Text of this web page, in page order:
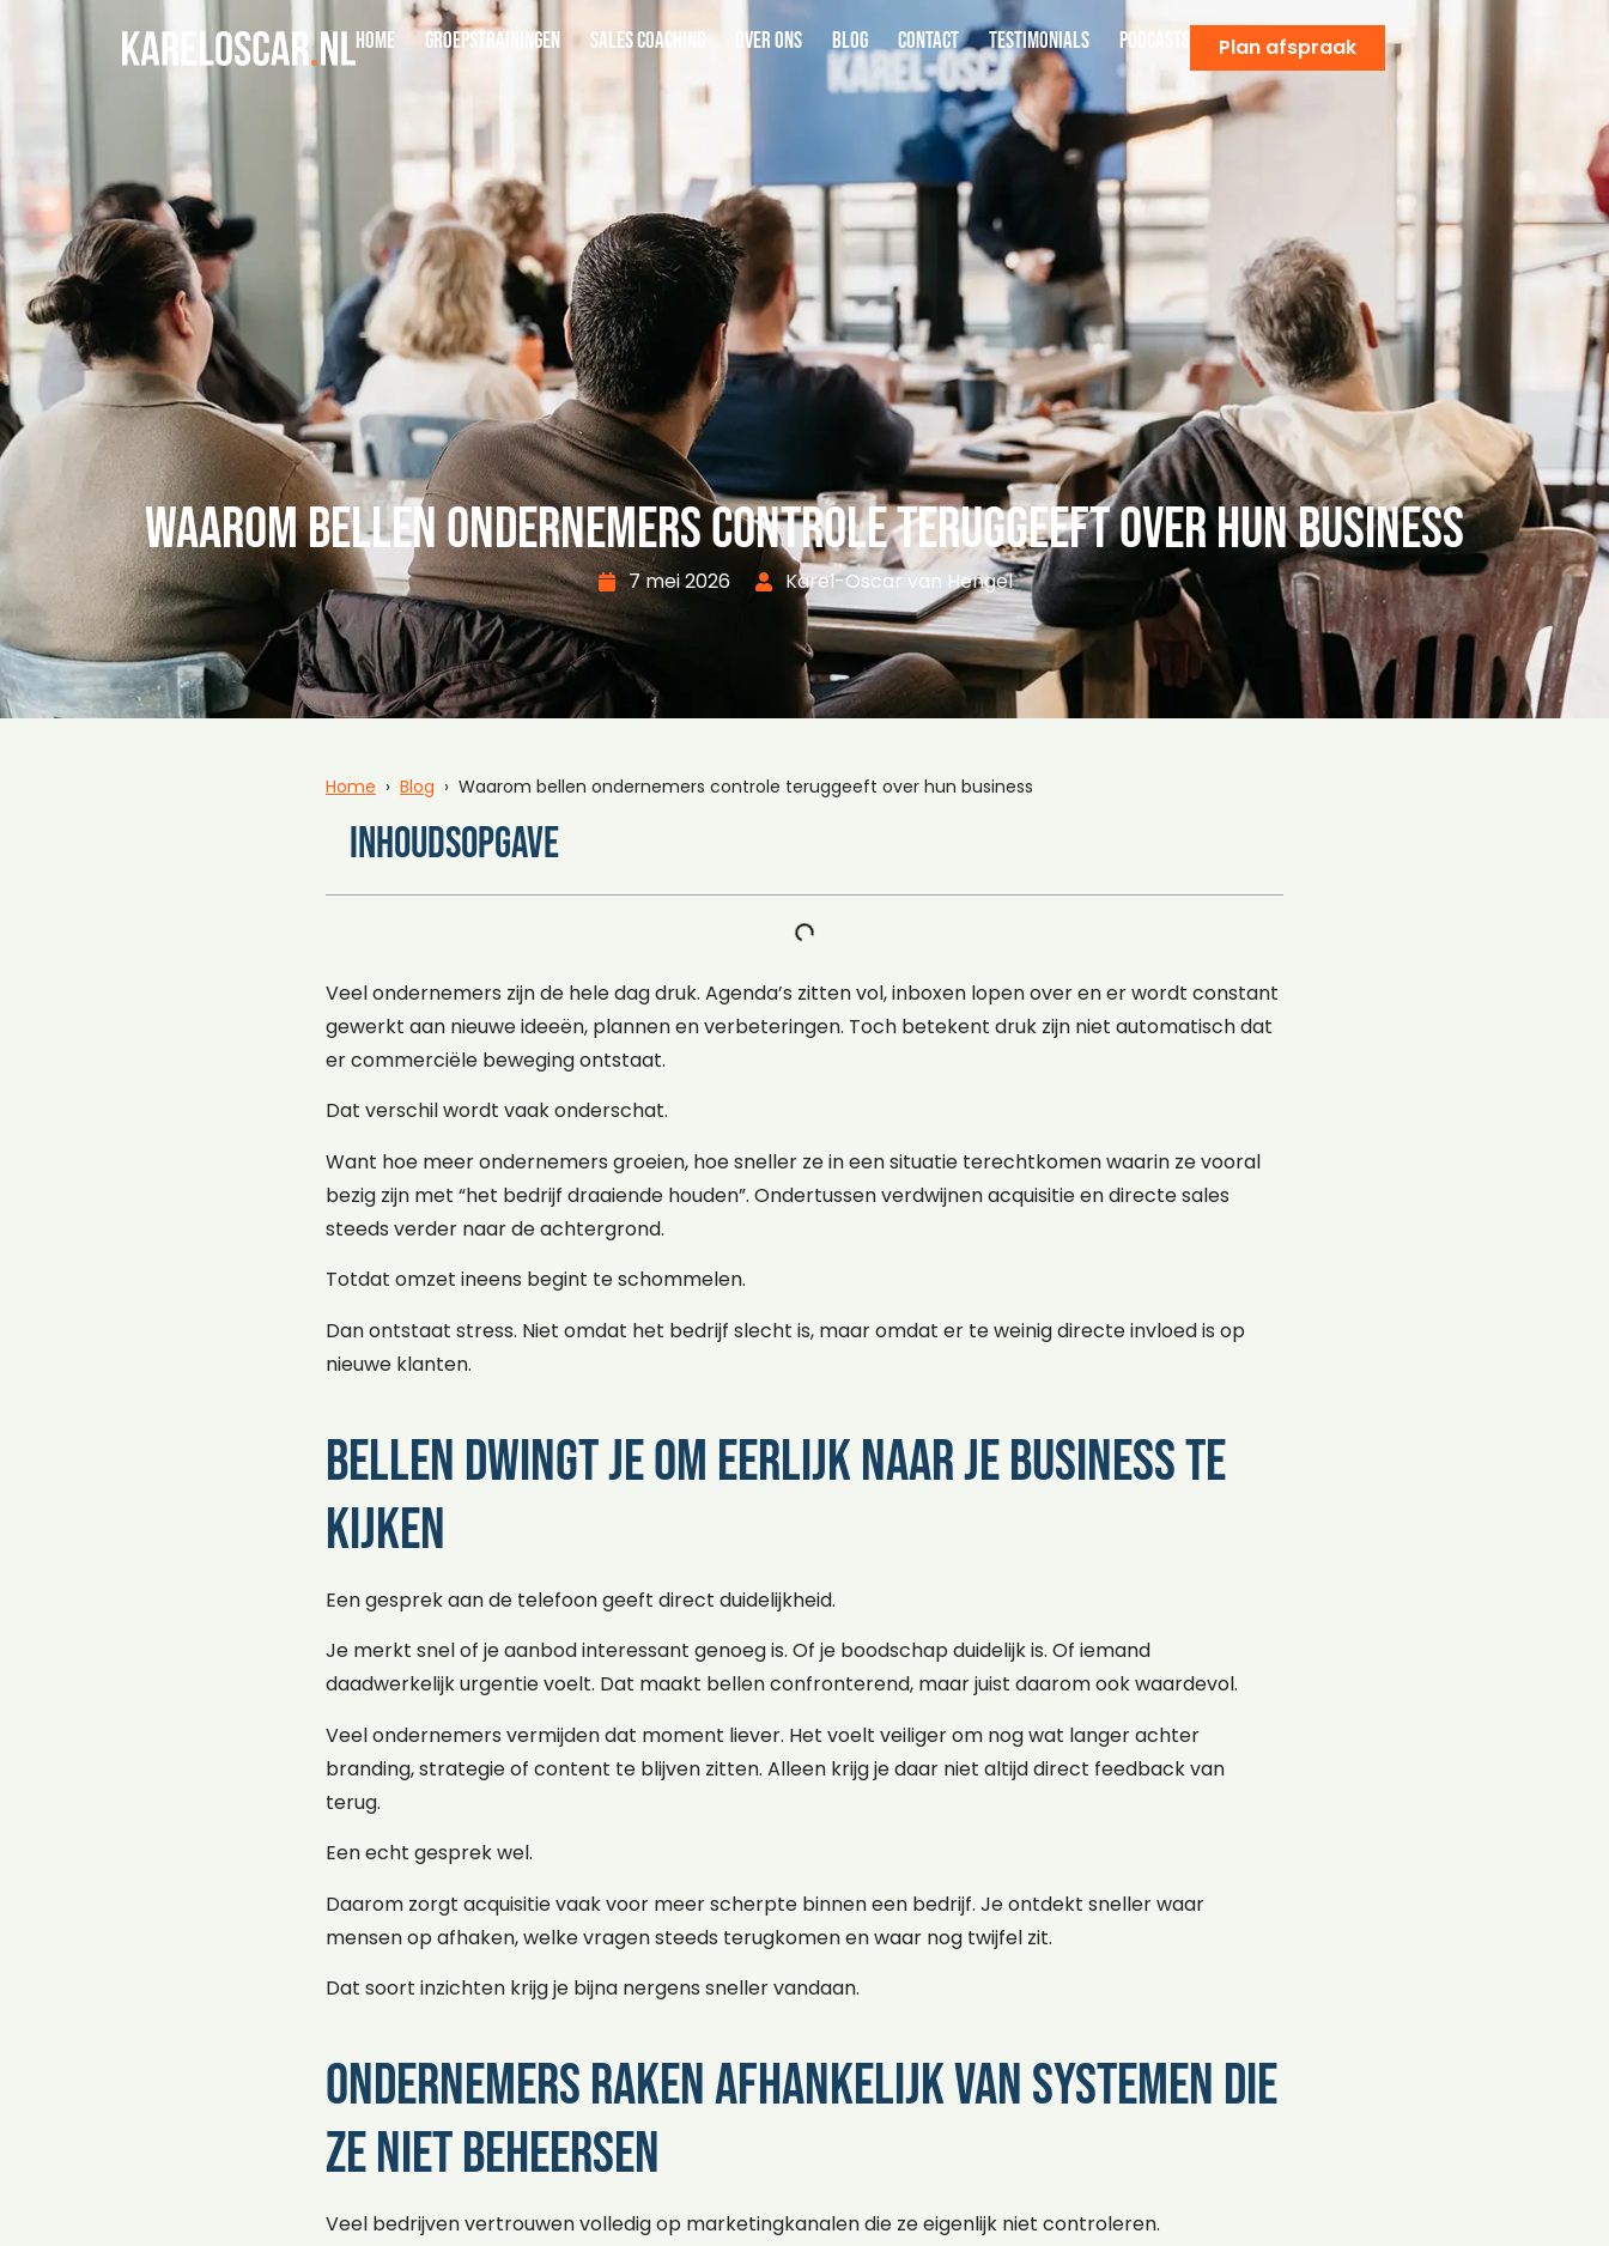
Home Groepstrainingen Sales coaching Over ons Blog Contact Testimonials Podcasts Plan afspraak
Waarom bellen ondernemers controle teruggeeft over hun business
7 mei 2026 Karel-Oscar van Hengel
Home › Blog › Waarom bellen ondernemers controle teruggeeft over hun business
Inhoudsopgave
Veel ondernemers zijn de hele dag druk. Agenda’s zitten vol, inboxen lopen over en er wordt constant
gewerkt aan nieuwe ideeën, plannen en verbeteringen. Toch betekent druk zijn niet automatisch dat
er commerciële beweging ontstaat.
Dat verschil wordt vaak onderschat.
Want hoe meer ondernemers groeien, hoe sneller ze in een situatie terechtkomen waarin ze vooral
bezig zijn met “het bedrijf draaiende houden”. Ondertussen verdwijnen acquisitie en directe sales
steeds verder naar de achtergrond.
Totdat omzet ineens begint te schommelen.
Dan ontstaat stress. Niet omdat het bedrijf slecht is, maar omdat er te weinig directe invloed is op
nieuwe klanten.
Bellen dwingt je om eerlijk naar je business te
kijken
Een gesprek aan de telefoon geeft direct duidelijkheid.
Je merkt snel of je aanbod interessant genoeg is. Of je boodschap duidelijk is. Of iemand
daadwerkelijk urgentie voelt. Dat maakt bellen confronterend, maar juist daarom ook waardevol.
Veel ondernemers vermijden dat moment liever. Het voelt veiliger om nog wat langer achter
branding, strategie of content te blijven zitten. Alleen krijg je daar niet altijd direct feedback van
terug.
Een echt gesprek wel.
Daarom zorgt acquisitie vaak voor meer scherpte binnen een bedrijf. Je ontdekt sneller waar
mensen op afhaken, welke vragen steeds terugkomen en waar nog twijfel zit.
Dat soort inzichten krijg je bijna nergens sneller vandaan.
Ondernemers raken afhankelijk van systemen die
ze niet beheersen
Veel bedrijven vertrouwen volledig op marketingkanalen die ze eigenlijk niet controleren.